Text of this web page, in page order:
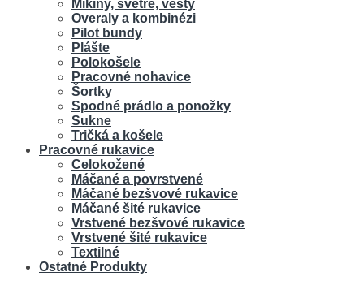
Mikiny, svetre, vesty
Overaly a kombinézi
Pilot bundy
Plášte
Polokošele
Pracovné nohavice
Šortky
Spodné prádlo a ponožky
Sukne
Tričká a košele
Pracovné rukavice
Celokožené
Máčané a povrstvené
Máčané bezšvové rukavice
Máčané šité rukavice
Vrstvené bezšvové rukavice
Vrstvené šité rukavice
Textilné
Ostatné Produkty